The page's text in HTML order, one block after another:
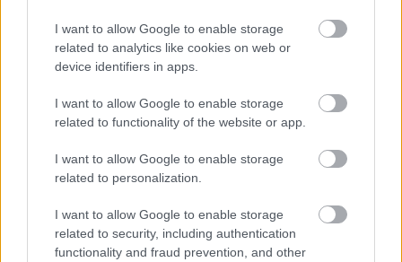
I want to allow Google to enable storage
related to analytics like cookies on web or
device identifiers in apps.
I want to allow Google to enable storage
related to functionality of the website or app.
I want to allow Google to enable storage
related to personalization.
I want to allow Google to enable storage
related to security, including authentication
functionality and fraud prevention, and other
18 órája
Kerékpáros világbajnokságra kvalifikálta magát Bottas az